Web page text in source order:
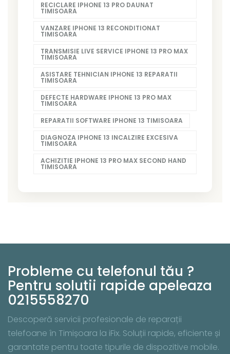
RECICLARE IPHONE 13 PRO DAUNAT
TIMISOARA
VANZARE IPHONE 13 RECONDITIONAT
TIMISOARA
TRANSMISIE LIVE SERVICE IPHONE 13 PRO MAX
TIMISOARA
ASISTARE TEHNICIAN IPHONE 13 REPARATII
TIMISOARA
DEFECTE HARDWARE IPHONE 13 PRO MAX
TIMISOARA
REPARATII SOFTWARE IPHONE 13 TIMISOARA
DIAGNOZA IPHONE 13 INCALZIRE EXCESIVA
TIMISOARA
ACHIZITIE IPHONE 13 PRO MAX SECOND HAND
TIMISOARA
Probleme cu telefonul tău ?
Pentru solutii rapide apeleaza
0215558270
Descoperă servicii profesionale de reparații
telefoane în Timișoara la iFix. Soluții rapide, eficiente și
garantate pentru toate tipurile de dispozitive mobile.